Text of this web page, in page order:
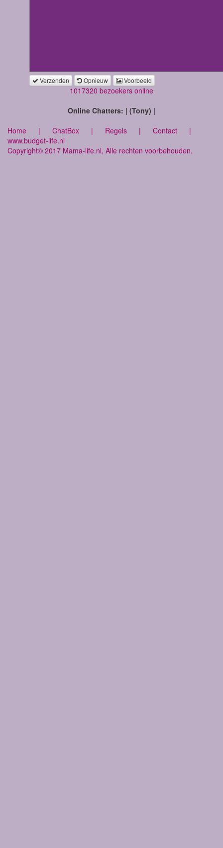
Verzenden Opnieuw Voorbeeld
1017320 bezoekers online
Online Chatters: | (Tony) |
Home | ChatBox | Regels | Contact |
www.budget-life.nl
Copyright© 2017 Mama-life.nl, Alle rechten voorbehouden.